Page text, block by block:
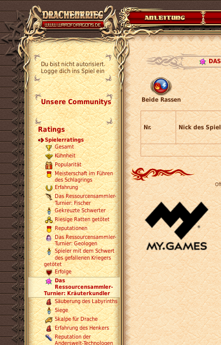
Du bist nicht autorisiert.
Logge dich ins Spiel ein
Unsere Communitys
Ratings
Spielerratings
Gesamt
Kühnheit
Popularität
Meisterschaft im Führen
des Schlagrings
Erfahrung
Das Ressourcensammler-
Turnier: Fischer
Gekreuzte Schwerter
Riesige Ratten getötet
Reputationen
Das Ressourcensammler-
Turnier: Geologen
Spieler mit dem Schwert
des gefallenen Kriegers
getötet
Erfolge
Das
Ressourcensammler-
Turnier: Kräuterkundler
Säuberung des Labyrinths
Siege
Skalpe für Drache
Erfahrung des Henkers
Reputation der
Anderswelt-Technologen
Beide Rassen
Nr. Nick des